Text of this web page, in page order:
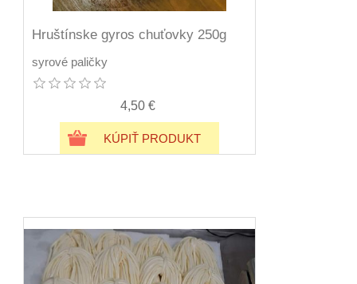
Hruštínske gyros chuťovky 250g
syrové paličky
4,50 €
KÚPIŤ PRODUKT